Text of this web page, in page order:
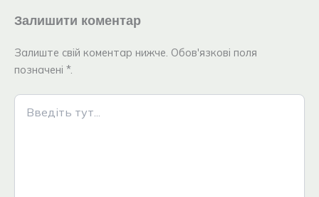
Залишити коментар
Залиште свій коментар нижче. Обов'язкові поля
позначені *.
Введіть
тут...